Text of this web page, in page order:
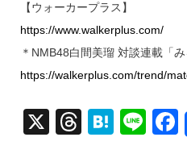
【ウォーカープラス】
https://www.walkerplus.com/
＊NMB48白間美瑠 対談連載「み
https://walkerplus.com/trend/
X
T
H
Li
F